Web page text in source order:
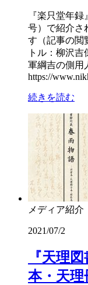
『楽只堂年
号）で紹介さ
す（記事の閲
トル：柳沢
軍綱吉の側
https://
続きを読む
メディア紹介
2021/07/2
『天理
本・天